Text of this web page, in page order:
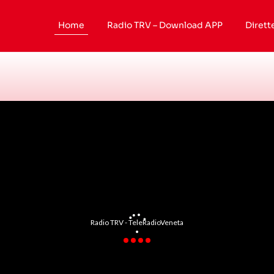
Home Radio TRV – Download APP